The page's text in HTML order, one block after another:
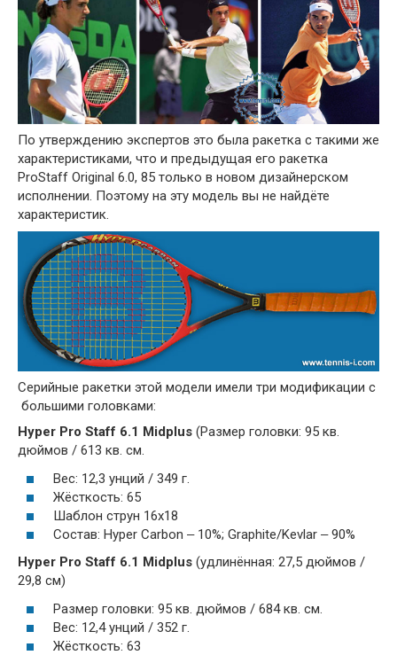
По утверждению экспертов это была ракетка с такими же
характеристиками, что и предыдущая его ракетка
ProStaff Original 6.0, 85 только в новом дизайнерском
исполнении. Поэтому на эту модель вы не найдёте
характеристик.
Серийные ракетки этой модели имели три модификации с
большими головками:
Hyper Pro Staff 6.1 Midplus (Размер головки: 95 кв.
дюймов / 613 кв. см.
Вес: 12,3 унций / 349 г.
Жёсткость: 65
Шаблон струн 16x18
Состав: Hyper Carbon ‒ 10%; Graphite/Kevlar ‒ 90%
Hyper Pro Staff 6.1 Midplus (удлинённая: 27,5 дюймов /
29,8 см)
Размер головки: 95 кв. дюймов / 684 кв. см.
Вес: 12,4 унций / 352 г.
Жёсткость: 63